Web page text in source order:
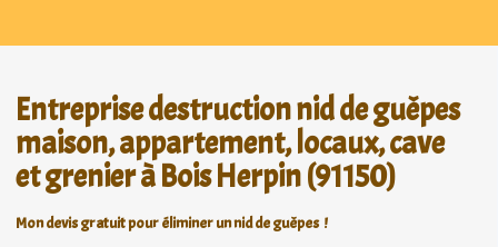
Entreprise destruction nid de guêpes
maison, appartement, locaux, cave
et grenier à Bois Herpin (91150)
Mon devis gratuit pour éliminer un nid de guêpes !